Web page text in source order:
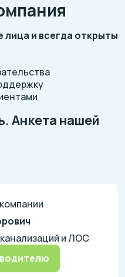
и всегда открыты
Анкета нашей
и ЛОС